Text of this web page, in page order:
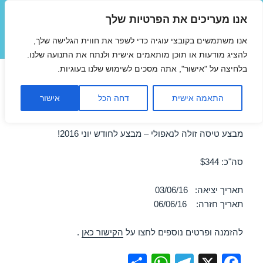
אנו מעריכים את הפרטיות שלך
אנו משתמשים בקובצי עוגיה כדי לשפר את חווית הגלישה שלך,
להציג מודעות או תוכן מותאמים אישית ולנתח את התנועה שלנו.
בלחיצה על "אישור", אתה מסכים לשימוש שלנו בעוגיות.
התאמה אישית דחה הכל אישור
תפריטים
ווידג'טים
טיסות זולות לנאפולי ביוני
03/06/2016
מבצע טיסה זולה לנאפולי – מבצע לחודש יוני 2016!
סה"כ: $344
תאריך יציאה: 03/06/16
תאריך חזרה: 06/06/16
להזמנה ופרטים נוספים לחצו על הקישור כאן .